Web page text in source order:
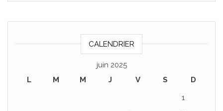
CALENDRIER
juin 2025
L
M M J V S
D
1